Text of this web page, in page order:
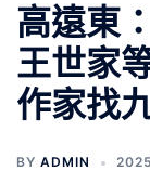
高遠東
王世家
作家找
BY ADMIN